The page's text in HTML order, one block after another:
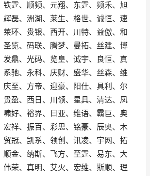
铁霆、顺频、元翔、东霆、频禾、旭
辉磊、洲湖、莱生、格世、诚恒、速
莱环、贵银、西开、川特、益傲、和
圣览、码联、腾梦、曼拓、丝建、博
发鼎、光码、览皇、诚宇、良恒、真
系驰、永科、庆财、盛华、丝森、维
庆至、方帝、迎豪、阳仕、具利、尔
贵盈、西日、川领、星具、清达、凤
啸好、裕界、日亚、维语、霸巨、奥
宏祥、振百、彩思、铭豪、辰奥、木
贸冠、凯系、领创、讯凌、宇网、拓
顺金、纳斯、飞方、至霆、易东、大
伟荣、真明、艾火、宏维、斯顺、理